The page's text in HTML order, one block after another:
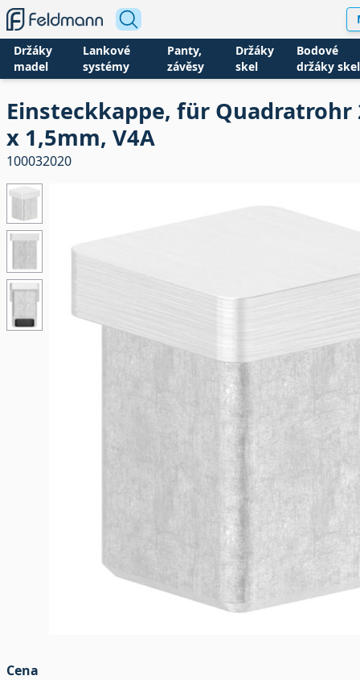
Držáky
madel
Lankové
systémy
Panty,
závěsy
Držáky
skel
Bodové
držáky skel
Einsteckkappe, für Quadratrohr
x 1,5mm, V4A
100032020
Cena